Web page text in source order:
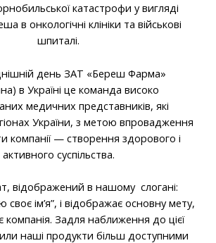
катастрофи у вигляді
в онкологічні клініки та військові
шпиталі.
день ЗАТ «Береш Фарма»
в Україні це команда високо
медичних представників, які
України, з метою впровадження
компанії — створення здорового і
активного суспільства.
відображений в нашому слогані:
своє ім’я”, і відображає основну мету,
компанія. Задля наближення до цієї
наші продукти більш доступними